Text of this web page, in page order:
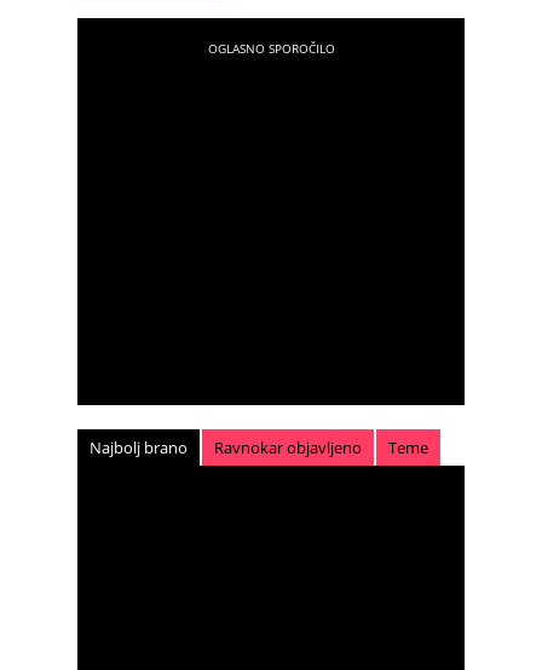
Najbolj brano Ravnokar objavljeno Teme